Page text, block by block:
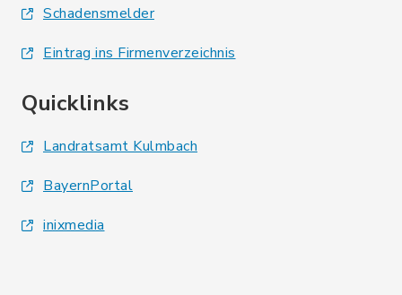
Schadensmelder
Eintrag ins Firmenverzeichnis
Quicklinks
Landratsamt Kulmbach
BayernPortal
inixmedia